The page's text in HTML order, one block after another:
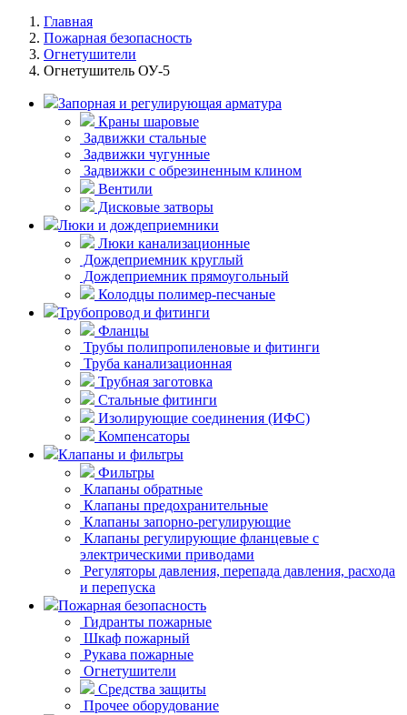
Главная
Пожарная безопасность
Огнетушители
Огнетушитель ОУ-5
Запорная и регулирующая арматура
Краны шаровые
Задвижки стальные
Задвижки чугунные
Задвижки с обрезиненным клином
Вентили
Дисковые затворы
Люки и дождеприемники
Люки канализационные
Дождеприемник круглый
Дождеприемник прямоугольный
Колодцы полимер-песчаные
Трубопровод и фитинги
Фланцы
Трубы полипропиленовые и фитинги
Труба канализационная
Трубная заготовка
Стальные фитинги
Изолирующие соединения (ИФС)
Компенсаторы
Клапаны и фильтры
Фильтры
Клапаны обратные
Клапаны предохранительные
Клапаны запорно-регулирующие
Клапаны регулирующие фланцевые с
электрическими приводами
Регуляторы давления, перепада давления, расхода
и перепуска
Пожарная безопасность
Гидранты пожарные
Шкаф пожарный
Рукава пожарные
Огнетушители
Средства защиты
Прочее оборудование